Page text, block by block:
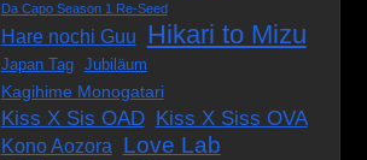
Da Capo Season 1 Re-Seed
Hare nochi Guu Hikari to Mizu
Japan Tag Jubiläum
Kagihime Monogatari
Kiss X Sis OAD Kiss X Siss OVA
Kono Aozora Love Lab